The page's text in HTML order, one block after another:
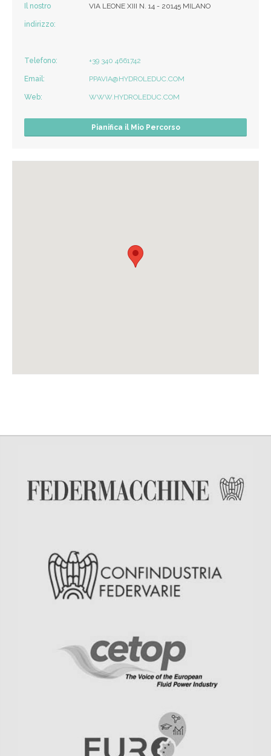
Il nostro
indirizzo:
VIA LEONE XIII N. 14 - 20145 MILANO
Telefono: +39 340 4661742
Email: PPAVIA@HYDROLEDUC.COM
Web: WWW.HYDROLEDUC.COM
Pianifica il Mio Percorso